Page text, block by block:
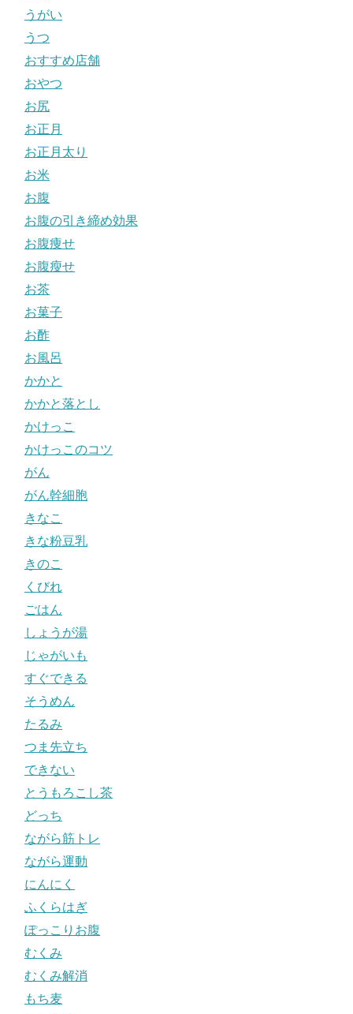
うがい
うつ
おすすめ店舗
おやつ
お尻
お正月
お正月太り
お米
お腹
お腹の引き締め効果
お腹痩せ
お腹瘦せ
お茶
お菓子
お酢
お風呂
かかと
かかと落とし
かけっこ
かけっこのコツ
がん
がん幹細胞
きなこ
きな粉豆乳
きのこ
くびれ
ごはん
しょうが湯
じゃがいも
すぐできる
そうめん
たるみ
つま先立ち
できない
とうもろこし茶
どっち
ながら筋トレ
ながら運動
にんにく
ふくらはぎ
ぽっこりお腹
むくみ
むくみ解消
もち麦